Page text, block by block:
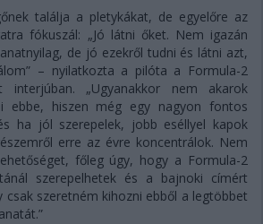
találja a pletykákat, de egyelőre az
fókuszál: „Jó látni őket. Nem igazán
de jó ezekről tudni és látni azt,
– nyilatkozta a pilóta a Formula-2
interjúban. „Ugyanakkor nem akarok
ebbe, hiszen még egy nagyon fontos
ha jól szerepelek, jobb eséllyel kapok
erre az évre koncentrálok. Nem
főleg úgy, hogy a Formula-2
szerepelhetek és a bajnoki címért
csak szeretném kihozni ebből a legtöbbet